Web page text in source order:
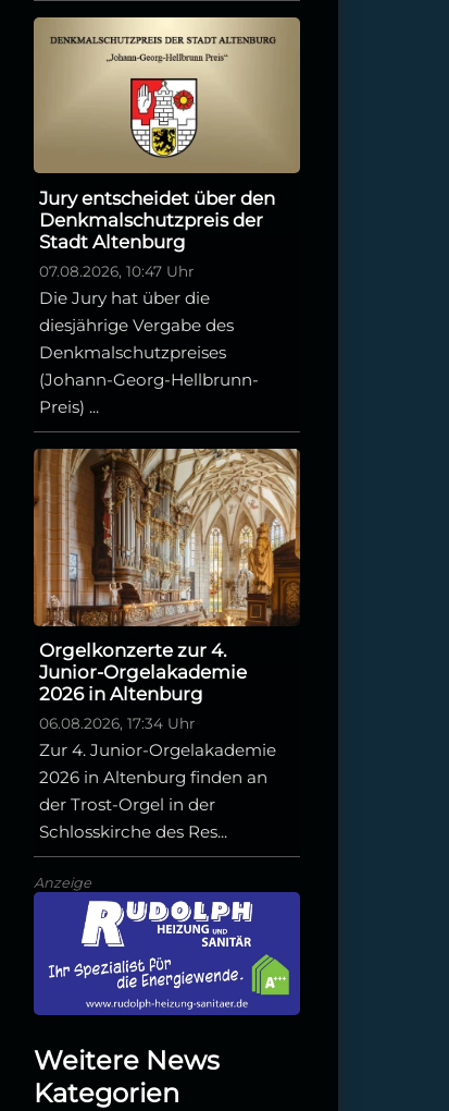
Jury entscheidet über den
Denkmalschutzpreis der
Stadt Altenburg
07.08.2026, 10:47 Uhr
Die Jury hat über die
diesjährige Vergabe des
Denkmalschutzpreises
(Johann-Georg-Hellbrunn-
Preis) ...
Orgelkonzerte zur 4.
Junior-Orgelakademie
2026 in Altenburg
06.08.2026, 17:34 Uhr
Zur 4. Junior-Orgelakademie
2026 in Altenburg finden an
der Trost-Orgel in der
Schlosskirche des Res...
Anzeige
Weitere News
Kategorien